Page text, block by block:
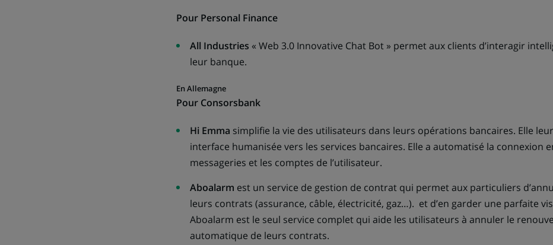
Pour Personal Finance
All Industries « Web 3.0 Innovative Chat Bot » permet aux clients d’interagir
leur banque.
En Allemagne
Pour Consorsbank
Hi Emma simplifie la vie des utilisateurs dans leurs opérations bancaires. Elle
interface humanisée vers les services bancaires. Elle a automatisé la connexion
messageries et les comptes de l’utilisateur.
Aboalarm est un service de gestion de contrat qui permet aux particuliers
leurs contrats (assurance, câble, électricité, gaz…). et d’en garder une parfaite
Aboalarm est le seul service complet qui aide les utilisateurs à annuler le
automatique de leurs contrats.